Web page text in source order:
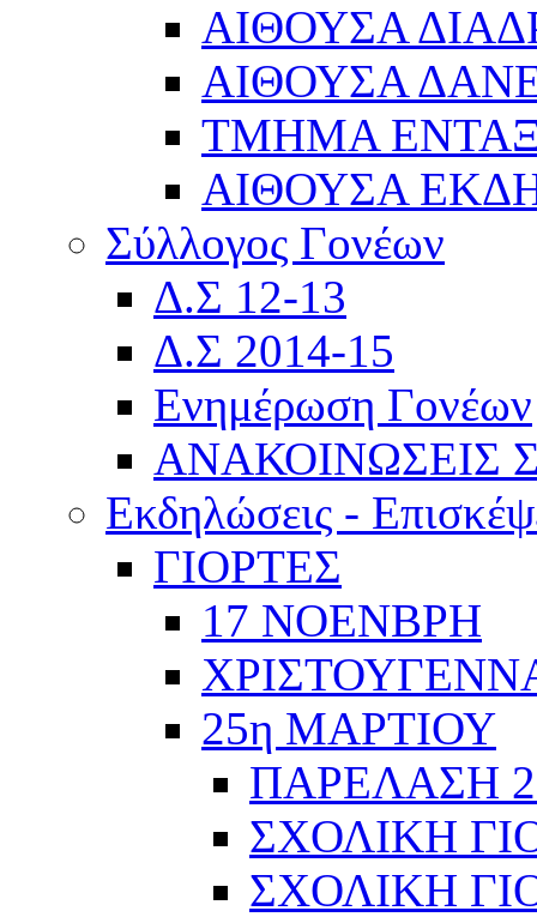
ΑΙΘΟΥΣΑ
ΑΙΘΟΥΣΑ
ΤΜΗΜΑ
ΑΙΘΟΥΣΑ
Σύλλογος Γονέων
Δ.Σ 12-13
Δ.Σ 2014-15
Ενημέρωση Γονέων
ΑΝΑΚΟΙΝΩΣΕΙΣ
Εκδηλώσεις -
ΓΙΟΡΤΕΣ
17 ΝΟΕΝΒΡΗ
25η ΜΑΡΤΙΟΥ
ΠΑΡΕΛΑΣΗ
ΣΧΟΛΙΚΗ
ΣΧΟΛΙΚΗ